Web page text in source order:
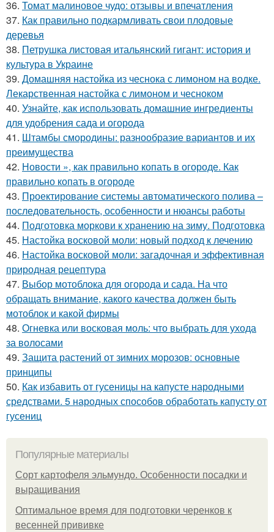
36. Томат малиновое чудо: отзывы и впечатления
37. Как правильно подкармливать свои плодовые
деревья
38. Петрушка листовая итальянский гигант: история и
культура в Украине
39. Домашняя настойка из чеснока с лимоном на водке.
Лекарственная настойка с лимоном и чесноком
40. Узнайте, как использовать домашние ингредиенты
для удобрения сада и огорода
41. Штамбы смородины: разнообразие вариантов и их
преимущества
42. Новости », как правильно копать в огороде. Как
правильно копать в огороде
43. Проектирование системы автоматического полива –
последовательность, особенности и нюансы работы
44. Подготовка моркови к хранению на зиму. Подготовка
45. Настойка восковой моли: новый подход к лечению
46. Настойка восковой моли: загадочная и эффективная
природная рецептура
47. Выбор мотоблока для огорода и сада. На что
обращать внимание, какого качества должен быть
мотоблок и какой фирмы
48. Огневка или восковая моль: что выбрать для ухода
за волосами
49. Защита растений от зимних морозов: основные
принципы
50. Как избавить от гусеницы на капусте народными
средствами. 5 народных способов обработать капусту от
гусениц
Популярные материалы
Сорт картофеля эльмундо. Особенности посадки и
выращивания
Оптимальное время для подготовки черенков к
весенней прививке